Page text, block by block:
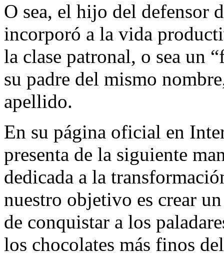
O sea, el hijo del defensor
incorporó a la vida
la clase patronal, o sea un
su padre del mismo
apellido.
En su página oficial en
presenta de la siguiente
dedicada a la
nuestro objetivo es crear
de conquistar a los
los chocolates más finos